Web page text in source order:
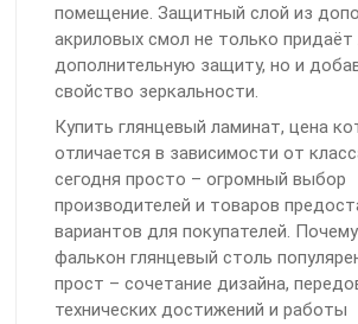
помещение. Защитный слой из
акриловых смол не только придаёт
дополнительную защиту, но и
свойство зеркальности.
Купить глянцевый ламинат, цена
отличается в зависимости от
сегодня просто – огромный выбор
производителей и товаров
вариантов для покупателей.
фалькон глянцевый столь
прост – сочетание дизайна,
технических достижений и работы